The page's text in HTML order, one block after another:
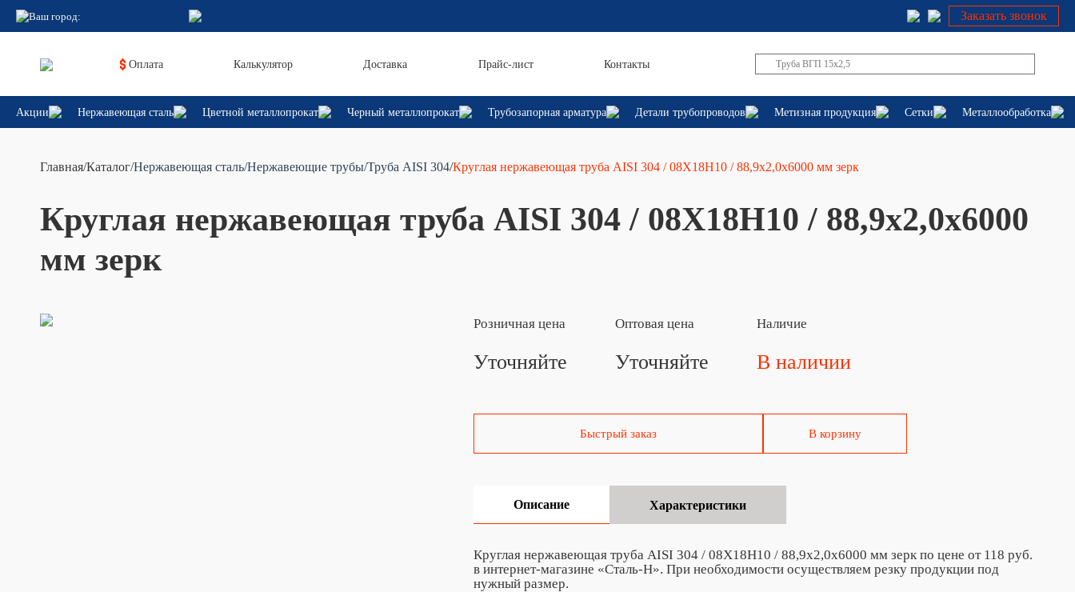
Ваш город: Заказать звонок
Оплата Калькулятор Доставка Прайс-лист Контакты
Акции Нержавеющая сталь Цветной металлопрокат Черный металлопрокат Трубозапорная арматура Детали трубопроводов Метизная продукция Сетки Металлообработка
Главная/Каталог/Нержавеющая сталь/Нержавеющие трубы/Труба AISI 304/Круглая нержавеющая труба AISI 304 / 08Х18Н10 / 88,9х2,0х6000 мм зерк
Круглая нержавеющая труба AISI 304 / 08Х18Н10 / 88,9х2,0х6000
мм зерк
Розничная цена
Уточняйте
Оптовая цена
Уточняйте
Наличие
В наличии
Быстрый заказ В корзину
Описание Характеристики
Круглая нержавеющая труба AISI 304 / 08Х18Н10 / 88,9х2,0х6000 мм зерк по цене от 118 руб.
в интернет-магазине «Сталь-Н». При необходимости осуществляем резку продукции под
нужный размер.